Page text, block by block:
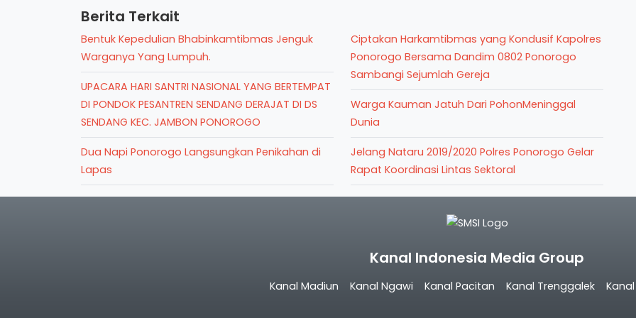
Berita Terkait
Bentuk Kepedulian Bhabinkamtibmas Jenguk
Warganya Yang Lumpuh.
UPACARA HARI SANTRI NASIONAL YANG BERTEMPAT
DI PONDOK PESANTREN SENDANG DERAJAT DI DS
SENDANG KEC. JAMBON PONOROGO
Dua Napi Ponorogo Langsungkan Penikahan di
Lapas
Ciptakan Harkamtibmas yang Kondusif Kapolres
Ponorogo Bersama Dandim 0802 Ponorogo
Sambangi Sejumlah Gereja
Warga Kauman Jatuh Dari PohonMeninggal
Dunia
Jelang Nataru 2019/2020 Polres Ponorogo Gelar
Rapat Koordinasi Lintas Sektoral
Kanal Indonesia Media Group
Kanal Madiun Kanal Ngawi Kanal Pacitan Kanal Trenggalek